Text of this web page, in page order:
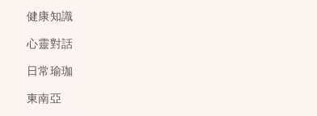
健康知識
心靈對話
日常瑜珈
東南亞